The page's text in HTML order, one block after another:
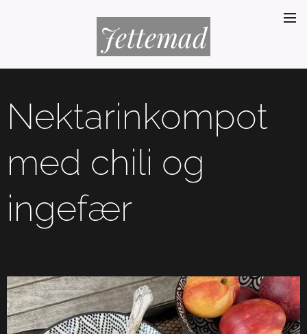
Jettemad
Nektarinkompot
med chili og
ingefær